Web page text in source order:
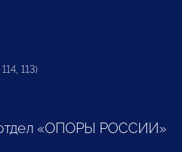
113)
«ОПОРЫ РОССИИ»